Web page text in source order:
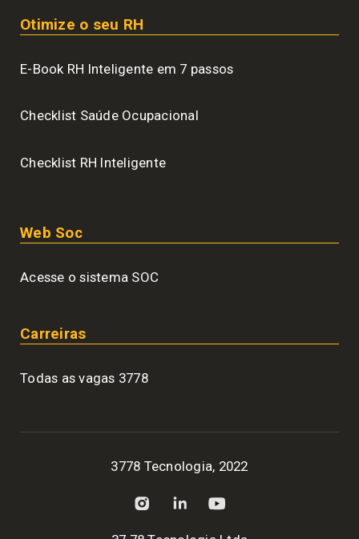
Otimize o seu RH
E-Book RH Inteligente em 7 passos
Checklist Saúde Ocupacional
Checklist RH Inteligente
Web Soc
Acesse o sistema SOC
Carreiras
Todas as vagas 3778
3778 Tecnologia, 2022